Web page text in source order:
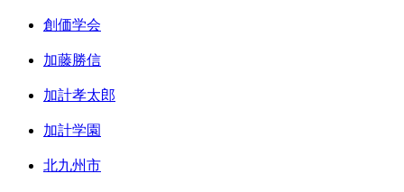
創価学会
加藤勝信
加計孝太郎
加計学園
北九州市